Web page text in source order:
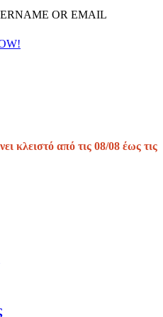
OR EMAIL
κλειστό από τις 08/08 έως τις